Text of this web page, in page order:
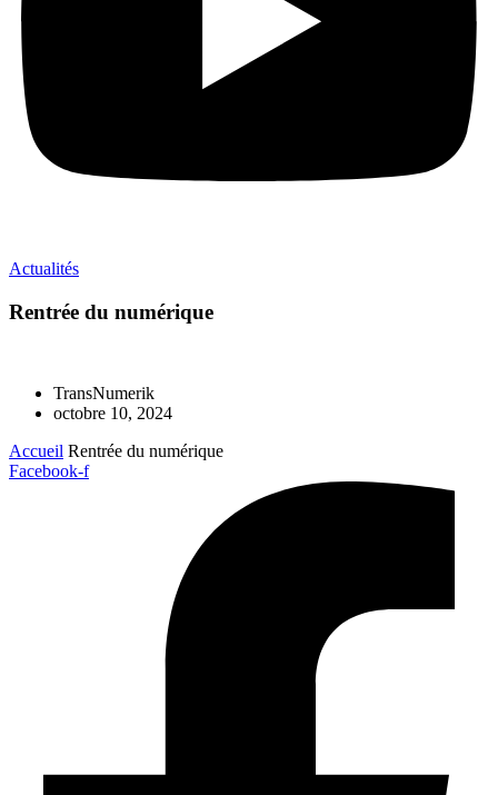
Actualités
Rentrée du numérique
TransNumerik
octobre 10, 2024
Accueil Rentrée du numérique
Facebook-f